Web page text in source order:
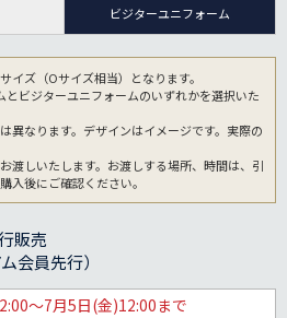
ビジターユニフォーム
ズ（Oサイズ相当）となります。
ビジターユニフォームのいずれかを選択いた
異なります。デザインはイメージです。実際の
渡しいたします。お渡しする場所、時間は、引
入後にご確認ください。
販売
会員先行）
～7月5日(金)12:00まで